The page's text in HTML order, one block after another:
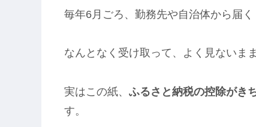
毎年6月ごろ、勤務先や自治体から届く
なんとなく受け取って、よく見ないま
実はこの紙、 ふるさと納税の控除がき
す。